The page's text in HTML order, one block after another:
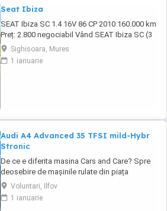
Seat Ibiza
SEAT Ibiza SC 1.4 16V 86 CP 2010 160.000 km
Preț: 2.800 negociabil Vând SEAT Ibiza SC (3
uși), an fabricație 2010, în stare tehnică foarte
bună. Detalii: * Motor 1.4 16V benzină 86 CP *
Cutie manuală, 5 trepte * 160.000 km *
Sighisoara, Mures
1 ianuarie
Audi A4 Advanced 35 TFSI mild-Hybr
Stronic
De ce e diferita masina Cars and Care? Spre
deosebire de mașinile rulate din piața
obișnuită, aceasta vine direct din flota proprie
a Business Lease — parte a grupului
internațional Autobinck, cu peste 10 ani de
Voluntari, Ilfov
1 ianuarie